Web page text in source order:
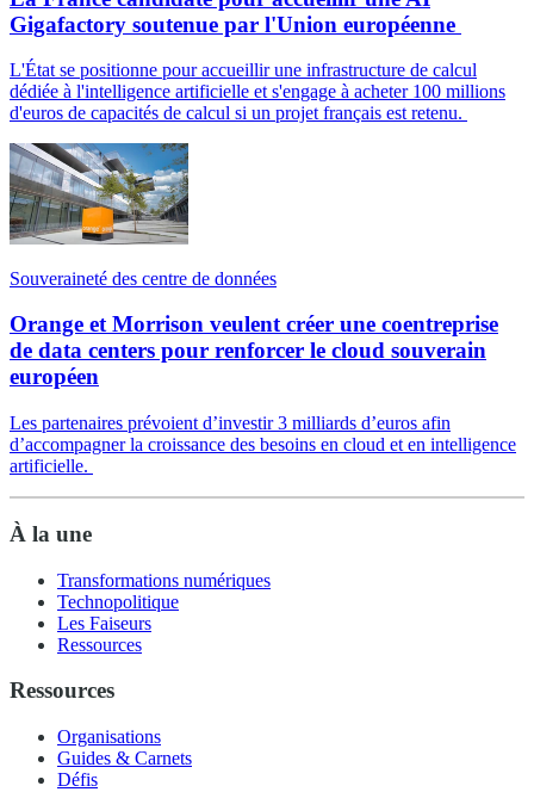
Gigafactory soutenue par l'Union européenne
L'État se positionne pour accueillir une infrastructure de calcul
dédiée à l'intelligence artificielle et s'engage à acheter 100 millions
d'euros de capacités de calcul si un projet français est retenu.
Souveraineté des centre de données
Orange et Morrison veulent créer une coentreprise
de data centers pour renforcer le cloud souverain
européen
Les partenaires prévoient d’investir 3 milliards d’euros afin
d’accompagner la croissance des besoins en cloud et en intelligence
artificielle.
À la une
Transformations numériques
Technopolitique
Les Faiseurs
Ressources
Ressources
Organisations
Guides & Carnets
Défis